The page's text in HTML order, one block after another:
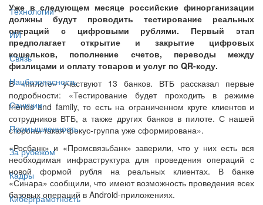
Технологии
ИИ
Связь
Нацбезопасность
Санкции
Промышленность
За рубежом
Кадры
Киберграмотность
Уже в следующем месяце российские финорганизации
должны будут проводить тестирование реальных
операций с цифровыми рублями. Первый этап
предполагает открытие и закрытие цифровых
кошельков, пополнение счетов, переводы между
физлицами и оплату товаров и услуг по QR-коду.
В «пилоте» участвуют 13 банков. ВТБ рассказал первые
подробности: «Тестирование будет проходить в режиме
friends and family, то есть на ограниченном круге клиентов и
сотрудников ВТБ, а также других банков в пилоте. С нашей
стороны такая фокус-группа уже сформирована».
«Росбанк» и «Промсвязьбанк» заверили, что у них есть вся
необходимая инфраструктура для проведения операций с
новой формой рубля на реальных клиентах. В банке
«Синара» сообщили, что имеют возможность проведения всех
базовых операций в Android-приложениях.